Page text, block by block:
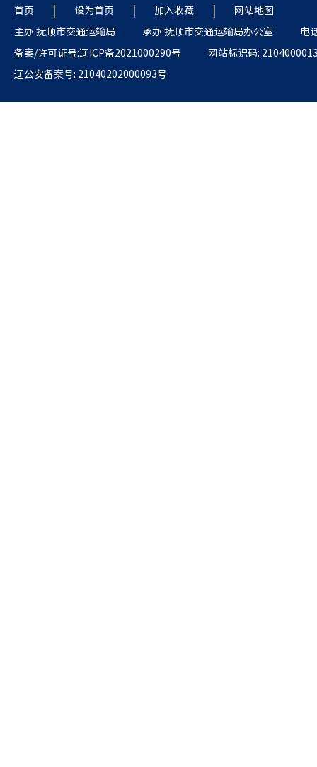
首页 | 设为首页 | 加入收藏 |
网站地图
主办:抚顺市交通运输局
承办:抚顺市交通运输局办公室
电
备案/许可证号:辽ICP备2021000290号
网站标识码:
辽公安备案号: 21040202000093号